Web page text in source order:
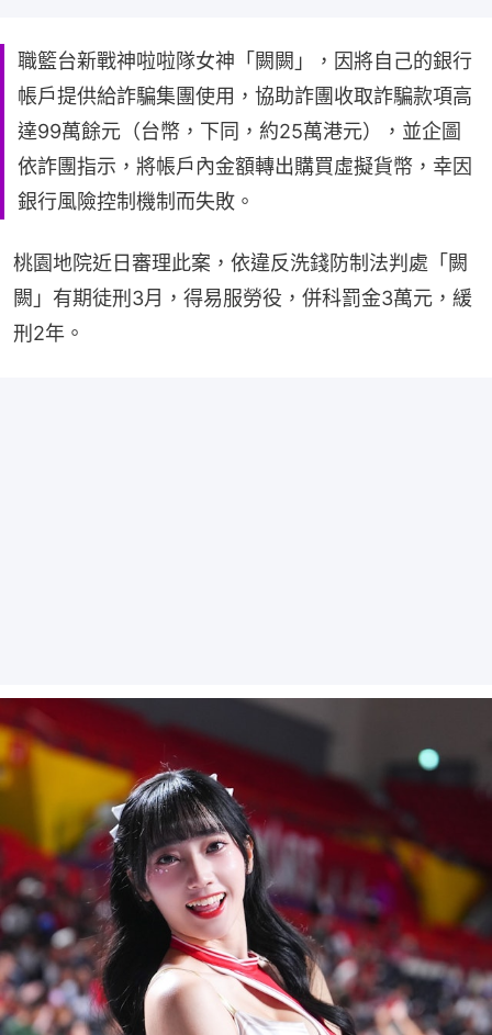
職籃台新戰神啦啦隊女神「闕闕」，因將自己的銀行
帳戶提供給詐騙集團使用，協助詐團收取詐騙款項高
達99萬餘元（台幣，下同，約25萬港元），並企圖
依詐團指示，將帳戶內金額轉出購買虛擬貨幣，幸因
銀行風險控制機制而失敗。
桃園地院近日審理此案，依違反洗錢防制法判處「闕
闕」有期徒刑3月，得易服勞役，併科罰金3萬元，緩
刑2年。